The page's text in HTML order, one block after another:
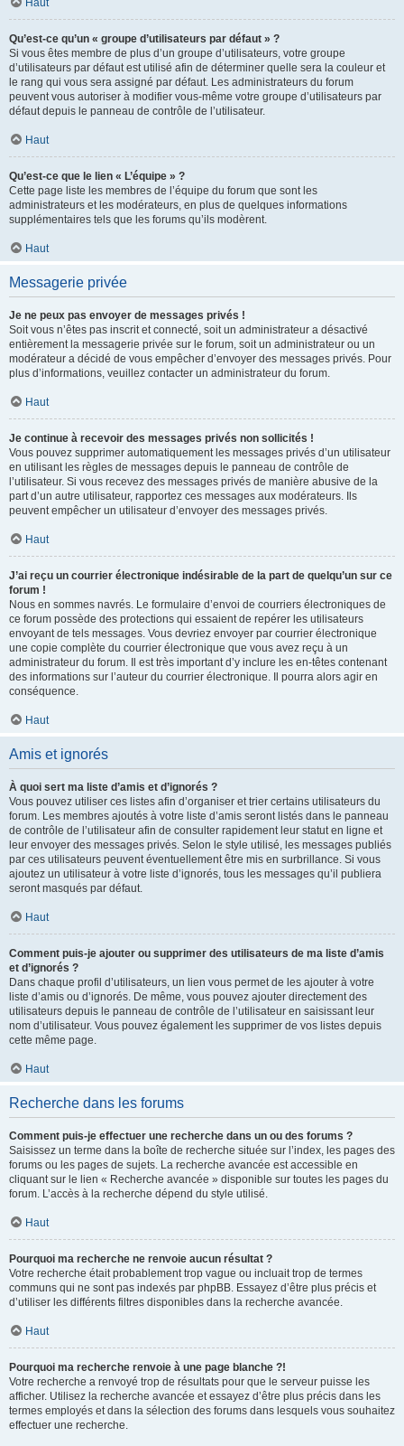
Haut
Qu’est-ce qu’un « groupe d’utilisateurs par défaut » ?
Si vous êtes membre de plus d’un groupe d’utilisateurs, votre groupe
d’utilisateurs par défaut est utilisé afin de déterminer quelle sera la couleur et
le rang qui vous sera assigné par défaut. Les administrateurs du forum
peuvent vous autoriser à modifier vous-même votre groupe d’utilisateurs par
défaut depuis le panneau de contrôle de l’utilisateur.
Haut
Qu’est-ce que le lien « L’équipe » ?
Cette page liste les membres de l’équipe du forum que sont les
administrateurs et les modérateurs, en plus de quelques informations
supplémentaires tels que les forums qu’ils modèrent.
Haut
Messagerie privée
Je ne peux pas envoyer de messages privés !
Soit vous n’êtes pas inscrit et connecté, soit un administrateur a désactivé
entièrement la messagerie privée sur le forum, soit un administrateur ou un
modérateur a décidé de vous empêcher d’envoyer des messages privés. Pour
plus d’informations, veuillez contacter un administrateur du forum.
Haut
Je continue à recevoir des messages privés non sollicités !
Vous pouvez supprimer automatiquement les messages privés d’un utilisateur
en utilisant les règles de messages depuis le panneau de contrôle de
l’utilisateur. Si vous recevez des messages privés de manière abusive de la
part d’un autre utilisateur, rapportez ces messages aux modérateurs. Ils
peuvent empêcher un utilisateur d’envoyer des messages privés.
Haut
J’ai reçu un courrier électronique indésirable de la part de quelqu’un sur ce
forum !
Nous en sommes navrés. Le formulaire d’envoi de courriers électroniques de
ce forum possède des protections qui essaient de repérer les utilisateurs
envoyant de tels messages. Vous devriez envoyer par courrier électronique
une copie complète du courrier électronique que vous avez reçu à un
administrateur du forum. Il est très important d’y inclure les en-têtes contenant
des informations sur l’auteur du courrier électronique. Il pourra alors agir en
conséquence.
Haut
Amis et ignorés
À quoi sert ma liste d’amis et d’ignorés ?
Vous pouvez utiliser ces listes afin d’organiser et trier certains utilisateurs du
forum. Les membres ajoutés à votre liste d’amis seront listés dans le panneau
de contrôle de l’utilisateur afin de consulter rapidement leur statut en ligne et
leur envoyer des messages privés. Selon le style utilisé, les messages publiés
par ces utilisateurs peuvent éventuellement être mis en surbrillance. Si vous
ajoutez un utilisateur à votre liste d’ignorés, tous les messages qu’il publiera
seront masqués par défaut.
Haut
Comment puis-je ajouter ou supprimer des utilisateurs de ma liste d’amis
et d’ignorés ?
Dans chaque profil d’utilisateurs, un lien vous permet de les ajouter à votre
liste d’amis ou d’ignorés. De même, vous pouvez ajouter directement des
utilisateurs depuis le panneau de contrôle de l’utilisateur en saisissant leur
nom d’utilisateur. Vous pouvez également les supprimer de vos listes depuis
cette même page.
Haut
Recherche dans les forums
Comment puis-je effectuer une recherche dans un ou des forums ?
Saisissez un terme dans la boîte de recherche située sur l’index, les pages des
forums ou les pages de sujets. La recherche avancée est accessible en
cliquant sur le lien « Recherche avancée » disponible sur toutes les pages du
forum. L’accès à la recherche dépend du style utilisé.
Haut
Pourquoi ma recherche ne renvoie aucun résultat ?
Votre recherche était probablement trop vague ou incluait trop de termes
communs qui ne sont pas indexés par phpBB. Essayez d’être plus précis et
d’utiliser les différents filtres disponibles dans la recherche avancée.
Haut
Pourquoi ma recherche renvoie à une page blanche ?!
Votre recherche a renvoyé trop de résultats pour que le serveur puisse les
afficher. Utilisez la recherche avancée et essayez d’être plus précis dans les
termes employés et dans la sélection des forums dans lesquels vous souhaitez
effectuer une recherche.